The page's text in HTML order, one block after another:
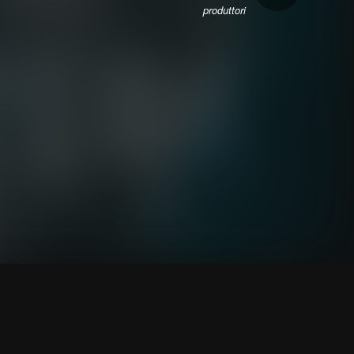
produttori